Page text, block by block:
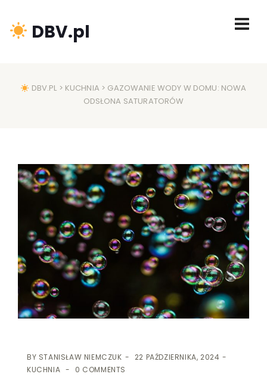
DBV.pl
DBV.PL > KUCHNIA > GAZOWANIE WODY W DOMU: NOWA
ODSŁONA SATURATORÓW
BY STANISŁAW NIEMCZUK
22 PAŹDZIERNIKA, 2024
KUCHNIA
0 COMMENTS